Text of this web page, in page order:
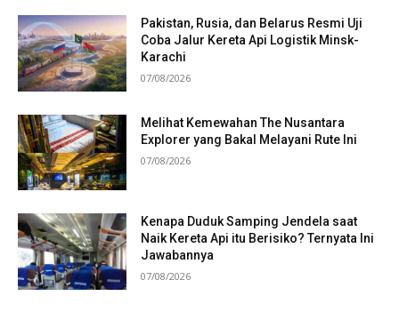
Pakistan, Rusia, dan Belarus Resmi Uji
Coba Jalur Kereta Api Logistik Minsk-
Karachi
07/08/2026
Melihat Kemewahan The Nusantara
Explorer yang Bakal Melayani Rute Ini
07/08/2026
Kenapa Duduk Samping Jendela saat
Naik Kereta Api itu Berisiko? Ternyata Ini
Jawabannya
07/08/2026